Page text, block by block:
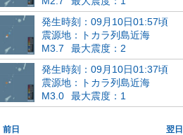
発生時刻：09月10日01:57頃
震源地：トカラ列島近海
M3.7
最大震度：2
発生時刻：09月10日01:37頃
震源地：トカラ列島近海
M3.0
最大震度：1
前日 翌日